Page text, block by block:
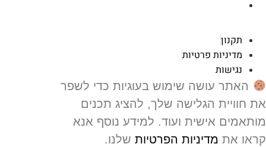
תקנון
מדיניות פרטיות
נגישות
האתר עושה שימוש בעוגיות כדי לשפר
חוויית הגלישה שלך, להציג תכנים
אישית ועוד. למידע נוסף אנא
אתמדיניות הפרטיותשלנו.